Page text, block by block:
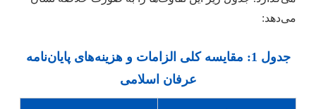
می‌دهد:
جدول 1: مقایسه کلی الزامات و هزینه‌های پایان‌نامه
عرفان اسلامی